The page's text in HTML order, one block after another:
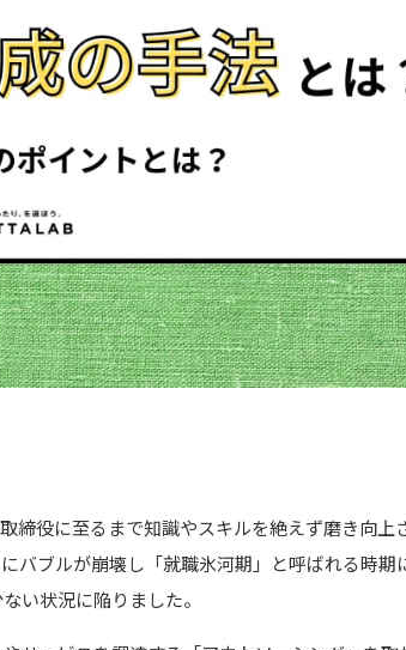
締役に至るまで知識やスキルを絶えず磨き向上
バブルが崩壊し「就職氷河期」と呼ばれる時期
い状況に陥りました。